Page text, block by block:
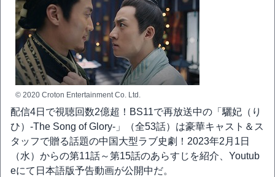
© 2020 Croton Entertainment Co. Ltd.
配信4日で視聴回数2億超！BS11で再放送中の「驪妃（り
ひ）-The Song of Glory-」（全53話）は豪華キャスト＆ス
タッフで贈る話題の中国大型ラブ史劇！2023年2月1日
（水）からの第11話～第15話のあらすじを紹介、Youtub
eにて日本語版予告動画が公開中だ。